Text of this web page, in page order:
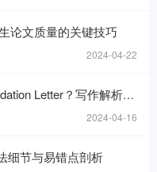
论文质量的关键技巧
2024-04-22
Letter？写作解析与技巧！
2024-04-16
细节与易错点剖析